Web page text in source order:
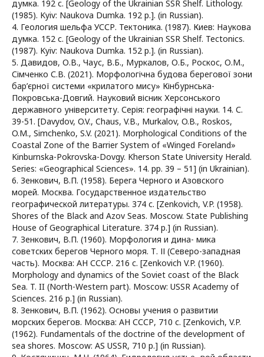
думка. 192 с. [Geology of the Ukrainian SSR Shelf. Lithology.
(1985). Kyiv: Naukova Dumka. 192 p.]. (in Russian).
4. Геология шельфа УССР. Тектоника. (1987). Киев: Наукова
думка. 152 с. [Geology of the Ukrainian SSR Shelf. Tectonics.
(1987). Kyiv: Naukova Dumka. 152 p.]. (in Russian).
5. Давидов, О.В., Чаус, В.Б., Муркалов, О.Б., Роскос, О.М.,
Сімченко С.В. (2021). Морфологічна будова берегової зони
бар’єрної системи «крилатого мису» Кінбурнська-
Покровська-Довгий. Науковий вісник Херсонського
державного університету. Серія: географічні науки. 14. С.
39-51. [Davydov, O.V., Chaus, V.B., Murkalov, O.B., Roskos,
O.M., Simchenko, S.V. (2021). Morphological Conditions of the
Coastal Zone of the Barrier System of «Winged Foreland»
Kinburnska-Pokrovska-Dovgy. Kherson State University Herald.
Series: «Geographical Sciences». 14. pp. 39 – 51] (in Ukrainian).
6. Зенкович, В.П. (1958). Берега Черного и Азовского
морей. Москва. Государственное издательство
географической литературы. 374 с. [Zenkovich, V.P. (1958).
Shores of the Black and Azov Seas. Moscow. State Publishing
House of Geographical Literature. 374 р.] (in Russian).
7. Зенкович, В.П. (1960). Морфология и дина- мика
советских берегов Черного моря. Т. ІІ (Северо-западная
часть). Москва: АН СССР. 216 c. [Zenkovich V.P. (1960).
Morphology and dynamics of the Soviet coast of the Black
Sea. T. II (North-Western part). Moscow: USSR Academy of
Sciences. 216 p.] (in Russian).
8. Зенкович, В.П. (1962). Основы учения о развитии
морских берегов. Москва: АН СССР, 710 с. [Zenkovich, V.P.
(1962). Fundamentals of the doctrine of the development of
sea shores. Moscow: AS USSR, 710 p.] (in Russian).